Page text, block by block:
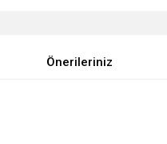
Önerileriniz